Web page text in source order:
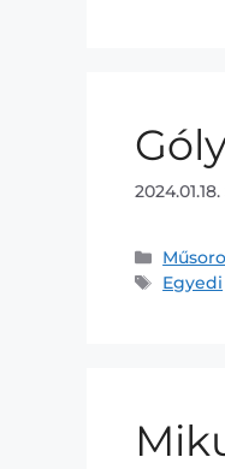
2024.01.18.
Egyedi